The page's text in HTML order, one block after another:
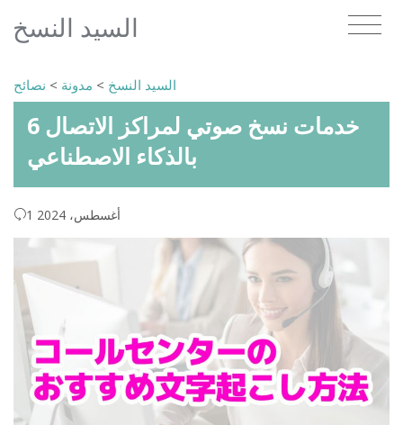
السيد النسخ
السيد النسخ > مدونة > نصائح
6 خدمات نسخ صوتي لمراكز الاتصال
بالذكاء الاصطناعي
1 أغسطس، 2024